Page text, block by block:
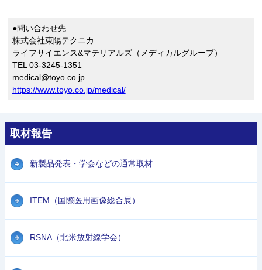
●問い合わせ先
株式会社東陽テクニカ
ライフサイエンス&マテリアルズ（メディカルグループ）
TEL 03-3245-1351
medical@toyo.co.jp
https://www.toyo.co.jp/medical/
取材報告
新製品発表・学会などの通常取材
ITEM（国際医用画像総合展）
RSNA（北米放射線学会）